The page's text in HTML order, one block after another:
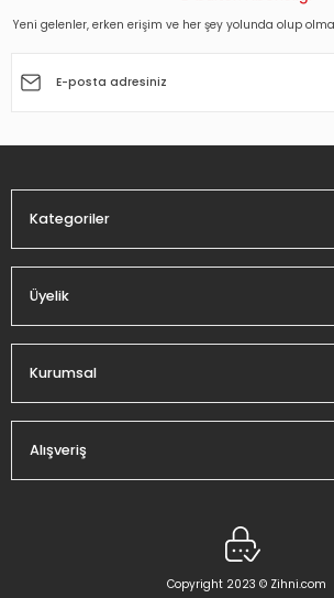
Ürün açıklamasında eksik bilgiler bulunuyor.
Yeni gelenler, erken erişim ve her şey yolunda olup
Kategoriler
Üyelik
Kurumsal
Alışveriş
Copyright 2023 © Zihni.com